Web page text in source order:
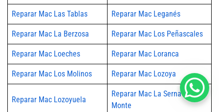
Reparar Mac Las Tablas Reparar Mac Leganés
Reparar Mac La Berzosa Reparar Mac Los Peñascales
Reparar Mac Loeches Reparar Mac Loranca
Reparar Mac Los Molinos Reparar Mac Lozoya
Reparar Mac Lozoyuela
Reparar Mac La Serna del
Monte